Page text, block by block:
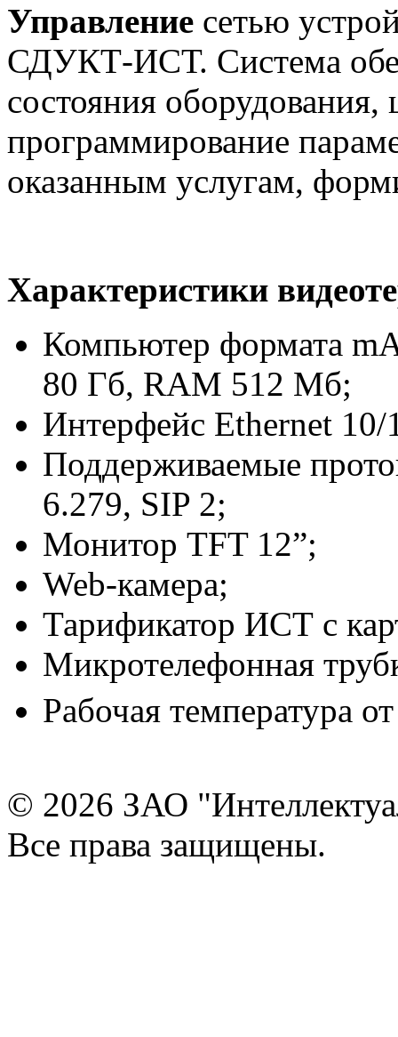
Управление сетью
СДУКТ-ИСТ. Система
состояния оборудования,
программирование
оказанным услугам,
Характеристики
Компьютер формата
80 Гб, RAM 512 Мб;
Интерфейс Ethernet 10/
Поддерживаемые
6.279, SIP 2;
Монитор TFT 12”;
Web-камера;
Тарификатор ИСТ с
Микротелефонная
Рабочая температура
© 2026 ЗАО
Все права защищены.